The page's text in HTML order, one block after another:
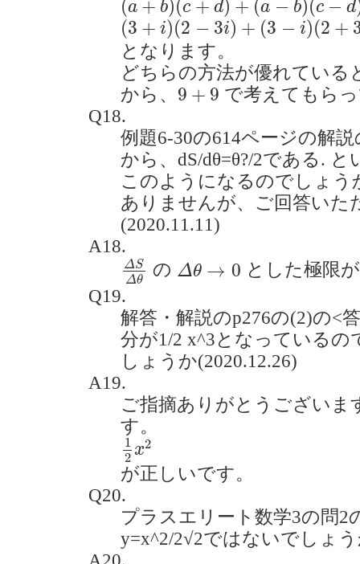
(a + b)(c + d) + (a − b)(c − d
(3 + i)(2 − 3i) + (3 − i)(2 +
(3 i (2−3 i) +(3 − i )(2 i)=12 + 6
となります。
どちらの方法が優れてい
から、 9 + 9
9 +9
で考えてもら
Q18.
例題6-30の614ページの解
から、dS/dθ=θ?/2である.
このようになるのでしょう
ありませんが、ご回答いた
(2020.11.11)
A18.
ΔS
Δθ
ΔSΔ θ
の Δθ → 0
Δθ→ 0
とした極限
Q19.
解答・解説のp276の(2)の<
分が1/2 x^3となっている
しょうか(2020.12.26)
A19.
ご指摘ありがとうございま
す。
1
2 x2
12 x2
が正しいです。
Q20.
プラスエリート数学3の問2
y=x^2/2√2ではないでしょう